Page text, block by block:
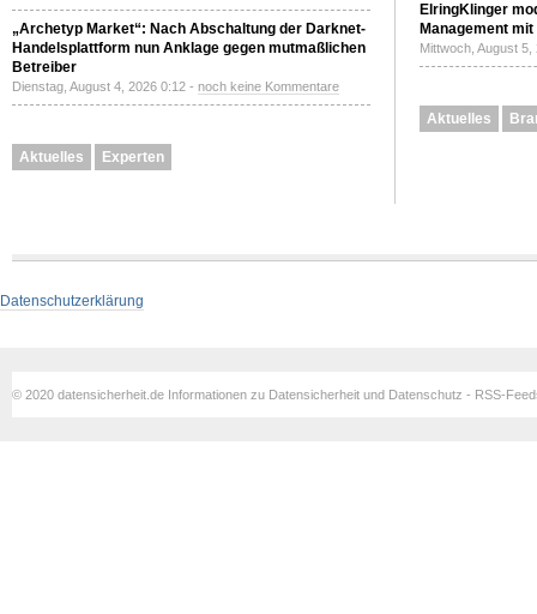
„Archetyp Market“: Nach Abschaltung der Darknet-
Handelsplattform nun Anklage gegen mutmaßlichen
Betreiber
Dienstag, August 4, 2026 0:12 - noch keine Kommentare
Aktuelles Experten
ElringKlinger
Management
Mittwoch, August
Aktuelles
Datenschutzerklärung
© 2020 datensicherheit.de Informationen zu Datensicherheit und Datenschutz - RSS-